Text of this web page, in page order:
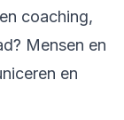
coaching,
Mensen en
en